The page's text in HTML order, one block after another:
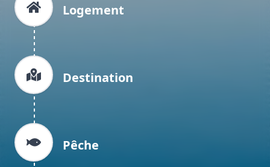
Logement
Destination
Pêche